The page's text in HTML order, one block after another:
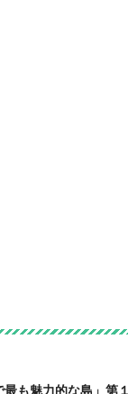
最も魅力的な島」第